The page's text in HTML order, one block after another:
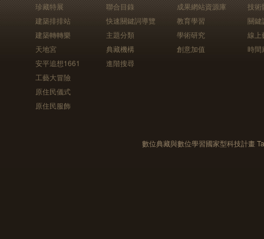
珍藏特展
建築排排站
建築轉轉樂
天地宮
安平追想1661
工藝大冒險
原住民儀式
原住民服飾
聯合目錄
快速關鍵詞導覽
主題分類
典藏機構
進階搜尋
成果網站資源庫
教育學習
學術研究
創意加值
技術
關鍵
線上
時間
數位典藏與數位學習國家型科技計畫